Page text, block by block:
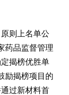
则上名单公
药品监督管理
揭榜优胜单
励揭榜项目的
过新材料首